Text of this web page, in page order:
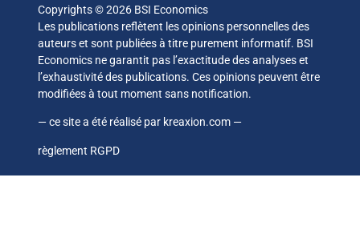
Copyrights © 2026 BSI Economics
Les publications reflètent les opinions personnelles des
auteurs et sont publiées à titre purement informatif. BSI
Economics ne garantit pas l’exactitude des analyses et
l’exhaustivité des publications. Ces opinions peuvent être
modifiées à tout moment sans notification.
— ce site a été réalisé par kreaxion.com —
règlement RGPD